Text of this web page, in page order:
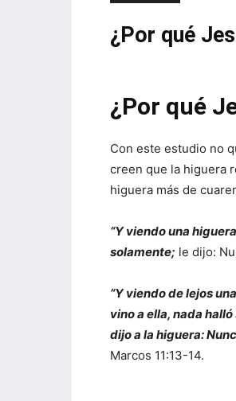
¿Por qué
¿Por qué
Con este estudio no
creen que la higuera
higuera más de
“Y viendo una
solamente; le dijo:
“Y viendo de lejos
vino a ella, nada
dijo a la higuera:
Marcos 11:13-14.